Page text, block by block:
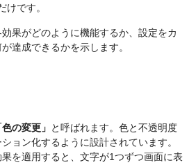
けです。
果がどのように機能するか、設定をカ
達成できるかを示します。
色の変更」 と呼ばれます。色と不透明度
ョン化するように設計されています。
を適用すると、文字が1つずつ画面に表